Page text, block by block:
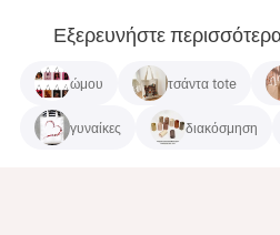
Εξερευνήστε
ώμου τσάντα tote
γυναίκες διακόσμηση